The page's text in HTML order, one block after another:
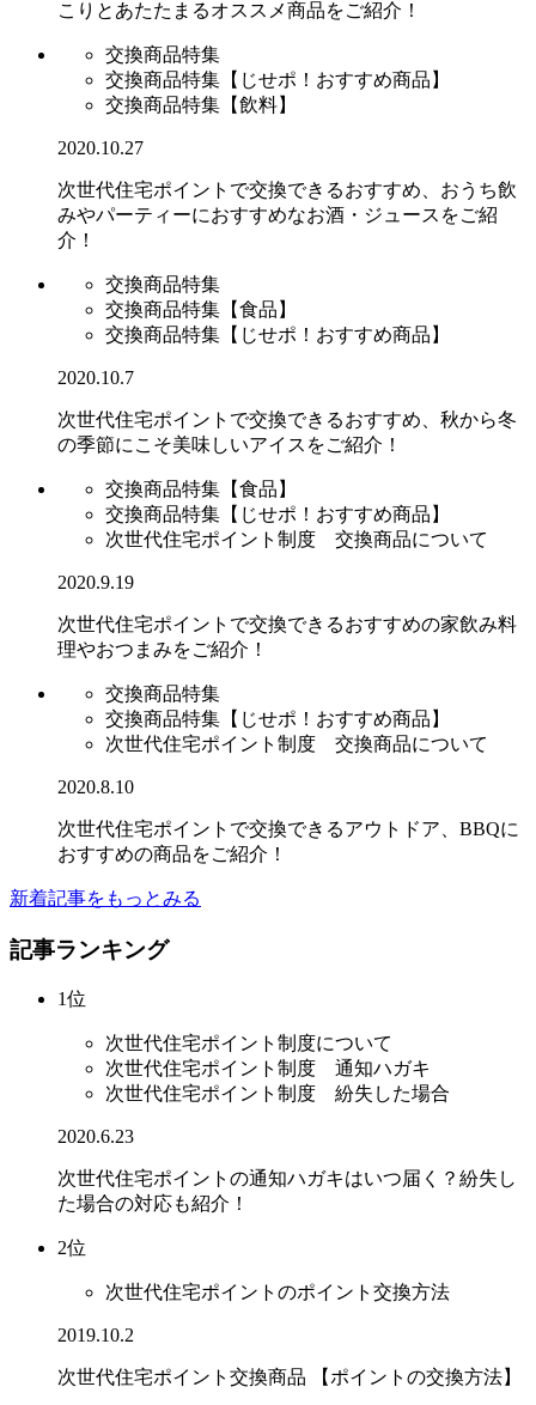
こりとあたたまるオススメ商品をご紹介！
交換商品特集
交換商品特集【じせポ！おすすめ商品】
交換商品特集【飲料】
2020.10.27
次世代住宅ポイントで交換できるおすすめ、おうち飲
みやパーティーにおすすめなお酒・ジュースをご紹
介！
交換商品特集
交換商品特集【食品】
交換商品特集【じせポ！おすすめ商品】
2020.10.7
次世代住宅ポイントで交換できるおすすめ、秋から冬
の季節にこそ美味しいアイスをご紹介！
交換商品特集【食品】
交換商品特集【じせポ！おすすめ商品】
次世代住宅ポイント制度 交換商品について
2020.9.19
次世代住宅ポイントで交換できるおすすめの家飲み料
理やおつまみをご紹介！
交換商品特集
交換商品特集【じせポ！おすすめ商品】
次世代住宅ポイント制度 交換商品について
2020.8.10
次世代住宅ポイントで交換できるアウトドア、BBQに
おすすめの商品をご紹介！
新着記事をもっとみる
記事ランキング
1位
次世代住宅ポイント制度について
次世代住宅ポイント制度 通知ハガキ
次世代住宅ポイント制度 紛失した場合
2020.6.23
次世代住宅ポイントの通知ハガキはいつ届く？紛失し
た場合の対応も紹介！
2位
次世代住宅ポイントのポイント交換方法
2019.10.2
次世代住宅ポイント交換商品 【ポイントの交換方法】